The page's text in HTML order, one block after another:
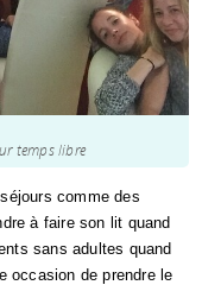
temps libre
comme des
à faire son lit quand
sans adultes quand
occasion de prendre le